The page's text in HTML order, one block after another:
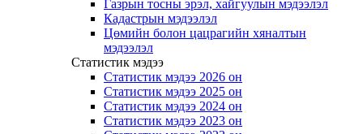
Газрын тосны эрэл, хайгуулын мэдээлэл
Кадастрын мэдээлэл
Цөмийн болон цацрагийн хяналтын
мэдээлэл
Статистик мэдээ
Статистик мэдээ 2026 он
Статистик мэдээ 2025 он
Статистик мэдээ 2024 он
Статистик мэдээ 2023 он